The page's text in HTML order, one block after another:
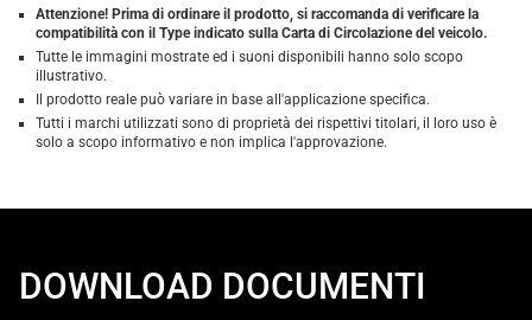
Attenzione! Prima di ordinare il prodotto, si raccomanda di verificare la
compatibilità con il Type indicato sulla Carta di Circolazione del veicolo.
Tutte le immagini mostrate ed i suoni disponibili hanno solo scopo
illustrativo.
Il prodotto reale può variare in base all'applicazione specifica.
Tutti i marchi utilizzati sono di proprietà dei rispettivi titolari, il loro uso è
solo a scopo informativo e non implica l'approvazione.
DOWNLOAD DOCUMENTI